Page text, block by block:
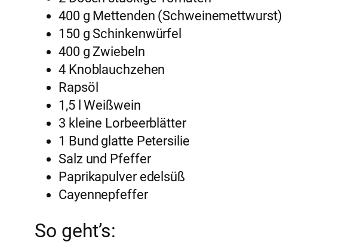
400 g Mettenden (Schweinemettwurst)
150 g Schinkenwürfel
400 g Zwiebeln
4 Knoblauchzehen
Rapsöl
1,5 l Weißwein
3 kleine Lorbeerblätter
1 Bund glatte Petersilie
Salz und Pfeffer
Paprikapulver edelsüß
Cayennepfeffer
So geht’s: